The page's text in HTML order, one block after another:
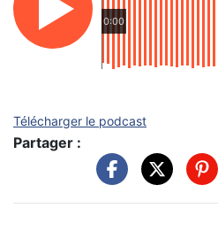
0:00
Télécharger le podcast
Partager :